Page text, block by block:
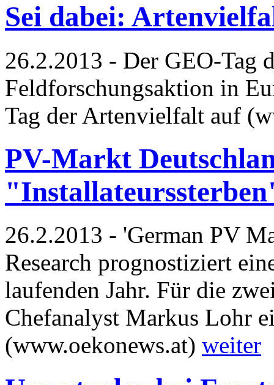
Sei dabei:
26.2.2013 - Der GEO-Tag
Feldforschungsaktion in
Tag der Artenvielfalt auf
PV-Markt
26.2.2013 - 'German PV
Research prognostiziert
laufenden Jahr. Für die
Chefanalyst Markus Lohr
(www.oekonews.at) weiter